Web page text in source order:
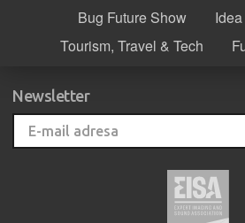
Bug Future Show
Tourism, Travel & Tech
Newsletter